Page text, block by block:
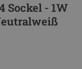
Sockel - 1W